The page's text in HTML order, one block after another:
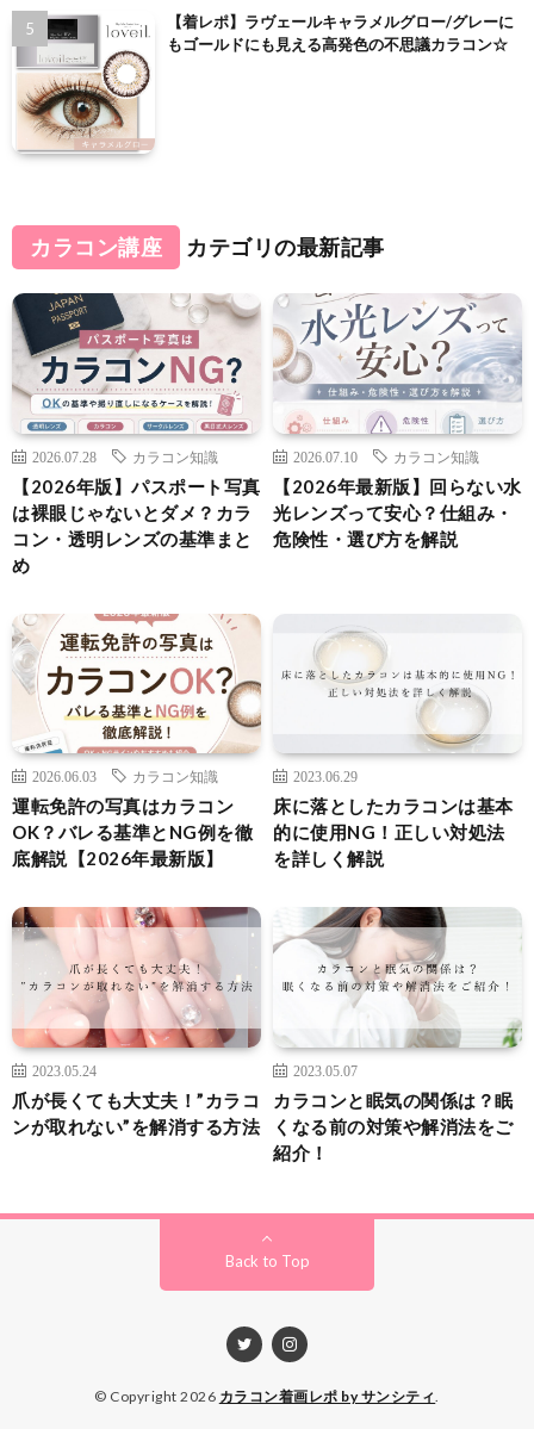
【着レポ】ラヴェールキャラメルグロー/グレーに
もゴールドにも見える高発色の不思議カラコン☆
カラコン講座 カテゴリの最新記事
2026.07.28 カラコン知識
【2026年版】パスポート写真
は裸眼じゃないとダメ？カラ
コン・透明レンズの基準まと
め
2026.07.10 カラコン知識
【2026年最新版】回らない水
光レンズって安心？仕組み・
危険性・選び方を解説
2026.06.03 カラコン知識
運転免許の写真はカラコン
OK？バレる基準とNG例を徹
底解説【2026年最新版】
2023.06.29
床に落としたカラコンは基本
的に使用NG！正しい対処法
を詳しく解説
2023.05.24
爪が長くても大丈夫！”カラコ
ンが取れない”を解消する方法
2023.05.07
カラコンと眠気の関係は？眠
くなる前の対策や解消法をご
紹介！
Back to Top
© Copyright 2026 カラコン着画レポ by サンシティ